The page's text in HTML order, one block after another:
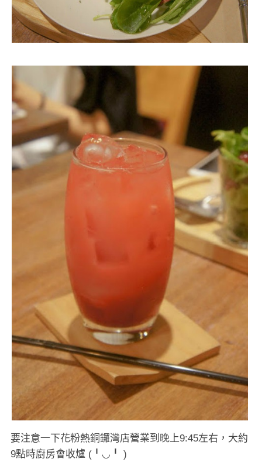
要注意一下花粉熱銅鑼灣店營業到晚上9:45左右，大約
9點時廚房會收爐 (╹◡╹ )